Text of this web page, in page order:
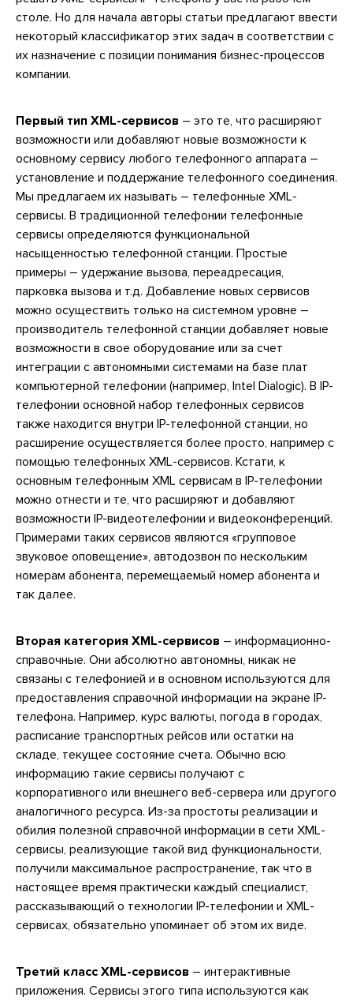
столе. Но для начала авторы статьи предлагают ввести
некоторый классификатор этих задач в соответствии с
их назначение с позиции понимания бизнес-процессов
компании.
Первый тип XML-сервисов – это те, что расширяют
возможности или добавляют новые возможности к
основному сервису любого телефонного аппарата –
установление и поддержание телефонного соединения.
Мы предлагаем их называть – телефонные XML-
сервисы. В традиционной телефонии телефонные
сервисы определяются функциональной
насыщенностью телефонной станции. Простые
примеры – удержание вызова, переадресация,
парковка вызова и т.д. Добавление новых сервисов
можно осуществить только на системном уровне –
производитель телефонной станции добавляет новые
возможности в свое оборудование или за счет
интеграции с автономными системами на базе плат
компьютерной телефонии (например, Intel Dialogic). В IP-
телефонии основной набор телефонных сервисов
также находится внутри IP-телефонной станции, но
расширение осуществляется более просто, например с
помощью телефонных XML-сервисов. Кстати, к
основным телефонным XML сервисам в IP-телефонии
можно отнести и те, что расширяют и добавляют
возможности IP-видеотелефонии и видеоконференций.
Примерами таких сервисов являются «групповое
звуковое оповещение», автодозвон по нескольким
номерам абонента, перемещаемый номер абонента и
так далее.
Вторая категория XML-сервисов – информационно-
справочные. Они абсолютно автономны, никак не
связаны с телефонией и в основном используются для
предоставления справочной информации на экране IP-
телефона. Например, курс валюты, погода в городах,
расписание транспортных рейсов или остатки на
складе, текущее состояние счета. Обычно всю
информацию такие сервисы получают с
корпоративного или внешнего веб-сервера или другого
аналогичного ресурса. Из-за простоты реализации и
обилия полезной справочной информации в сети XML-
сервисы, реализующие такой вид функциональности,
получили максимальное распространение, так что в
настоящее время практически каждый специалист,
рассказывающий о технологии IP-телефонии и XML-
сервисах, обязательно упоминает об этом их виде.
Третий класс XML-сервисов – интерактивные
приложения. Сервисы этого типа используются как